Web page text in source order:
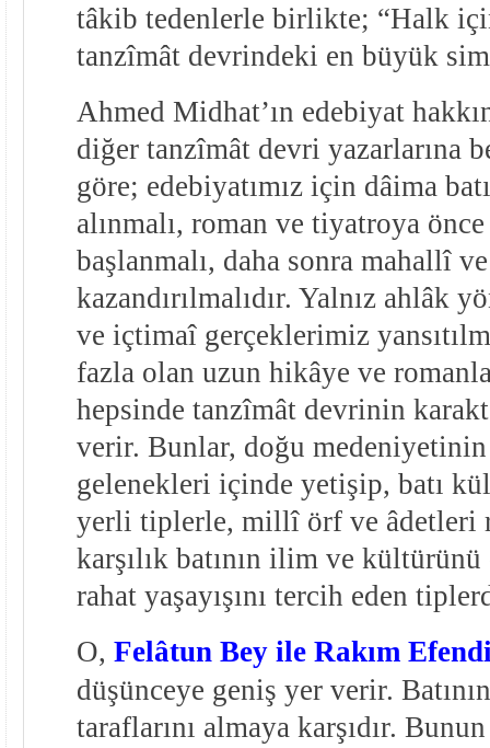
tâkib tedenlerle birlikte; “Halk
tanzîmât devrindeki en büyük
Ahmed Midhat’ın edebiyat
diğer tanzîmât devri yazarlarına
göre; edebiyatımız için dâima
alınmalı, roman ve tiyatroya
başlanmalı, daha sonra mahallî
kazandırılmalıdır. Yalnız ahlâk
ve içtimaî gerçeklerimiz
fazla olan uzun hikâye ve
hepsinde tanzîmât devrinin
verir. Bunlar, doğu
gelenekleri içinde yetişip, batı
yerli tiplerle, millî örf ve âdetleri
karşılık batının ilim ve
rahat yaşayışını tercih eden
O, Felâtun Bey ile Rakım
düşünceye geniş yer verir.
taraflarını almaya karşıdır. Bunun